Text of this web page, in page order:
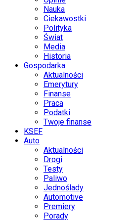
Nauka
Ciekawostki
Polityka
Świat
Media
Historia
Gospodarka
Aktualności
Emerytury
Finanse
Praca
Podatki
Twoje finanse
KSEF
Auto
Aktualności
Drogi
Testy
Paliwo
Jednoślady
Automotive
Premiery
Porady